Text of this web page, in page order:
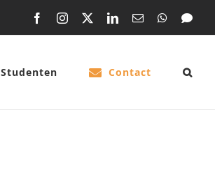
FacebookInstagram LinkedIn
E-
WhatsApp
Studenten Contact